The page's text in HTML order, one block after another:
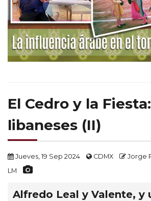
El Cedro y la
libaneses (II)
Jueves, 19 Sep 2024 CDMX
Jorge
LM
Alfredo Leal y Valente, y